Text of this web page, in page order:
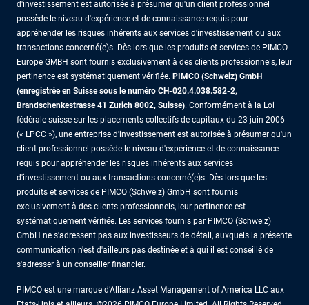
d'investissement est autorisée à présumer qu'un client professionnel
possède le niveau d'expérience et de connaissance requis pour
appréhender les risques inhérents aux services d'investissement ou aux
transactions concerné(e)s. Dès lors que les produits et services de PIMCO
Europe GMBH sont fournis exclusivement à des clients professionnels, leur
pertinence est systématiquement vérifiée. PIMCO (Schweiz) GmbH
(enregistrée en Suisse sous le numéro CH-020.4.038.582-2,
Brandschenkestrasse 41 Zurich 8002, Suisse). Conformément à la Loi
fédérale suisse sur les placements collectifs de capitaux du 23 juin 2006
(« LPCC »), une entreprise d'investissement est autorisée à présumer qu'un
client professionnel possède le niveau d'expérience et de connaissance
requis pour appréhender les risques inhérents aux services
d'investissement ou aux transactions concerné(e)s. Dès lors que les
produits et services de PIMCO (Schweiz) GmbH sont fournis
exclusivement à des clients professionnels, leur pertinence est
systématiquement vérifiée. Les services fournis par PIMCO (Schweiz)
GmbH ne s'adressent pas aux investisseurs de détail, auxquels la présente
communication n'est d'ailleurs pas destinée et à qui il est conseillé de
s'adresser à un conseiller financier.
PIMCO est une marque d’Allianz Asset Management of America LLC aux